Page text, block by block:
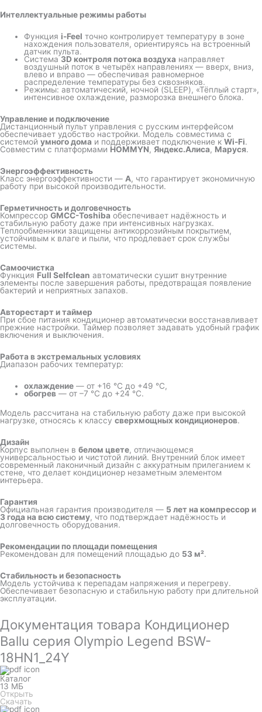
Интеллектуальные режимы работы
Функция i-Feel точно контролирует температуру в зоне
нахождения пользователя, ориентируясь на встроенный
датчик пульта.
Система3D контроля потока воздуха направляет
воздушный поток в четырёх направлениях — вверх, вниз,
влево и вправо — обеспечивая равномерное
распределение температуры без сквозняков.
Режимы: автоматический, ночной (SLEEP), «Тёплый старт»,
интенсивное охлаждение, разморозка внешнего блока.
Управление и подключение
Дистанционный пульт управления с русским интерфейсом
обеспечивает удобство настройки. Модель совместима с
системой умного дома и поддерживает подключение к Wi-Fi.
Совместим с платформами HOMMYN, Яндекс.Алиса, Маруся.
Энергоэффективность
Класс энергоэффективности — A, что гарантирует экономичную
работу при высокой производительности.
Герметичность и долговечность
Компрессор GMCC-Toshiba обеспечивает надёжность и
стабильную работу даже при интенсивных нагрузках.
Теплообменники защищены антикоррозийным покрытием,
устойчивым к влаге и пыли, что продлевает срок службы
системы.
Самоочистка
Функция Full Selfclean автоматически сушит внутренние
элементы после завершения работы, предотвращая появление
бактерий и неприятных запахов.
Авторестарт и таймер
При сбое питания кондиционер автоматически восстанавливает
прежние настройки. Таймер позволяет задавать удобный график
включения и выключения.
Работа в экстремальных условиях
Диапазон рабочих температур:
охлаждение — от +16 °C до +49 °C,
обогрев — от –7 °C до +24 °C.
Модель рассчитана на стабильную работу даже при высокой
нагрузке, относясь к классу сверхмощных кондиционеров.
Дизайн
Корпус выполнен в белом цвете, отличающемся
универсальностью и чистотой линий. Внутренний блок имеет
современный лаконичный дизайн с аккуратным прилеганием к
стене, что делает кондиционер незаметным элементом
интерьера.
Гарантия
Официальная гарантия производителя — 5 лет на компрессор и
3 года на всю систему, что подтверждает надёжность и
долговечность оборудования.
Рекомендации по площади помещения
Рекомендован для помещений площадью до 53 м².
Стабильность и безопасность
Модель устойчива к перепадам напряжения и перегреву.
Обеспечивает безопасную и стабильную работу при длительной
эксплуатации.
Документация товара Кондиционер
Ballu серия Olympio Legend BSW-
18HN1_24Y
Каталог
13 МБ
Открыть
Скачать